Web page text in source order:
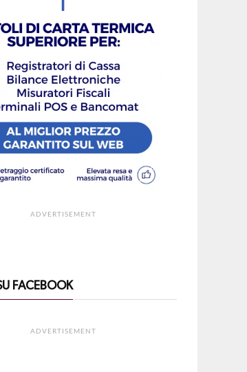
ADVERTISEMENT
FACEBOOK
ADVERTISEMENT